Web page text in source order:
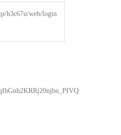
h3c67u/web/login